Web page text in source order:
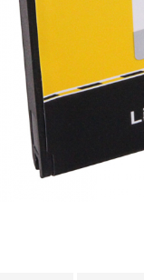
aparate
foto-
video
Incarcatoare
auto